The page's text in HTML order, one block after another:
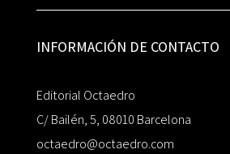
INFORMACIÓN DE CONTACTO
Editorial Octaedro
C/ Bailén, 5, 08010 Barcelona
octaedro@octaedro.com